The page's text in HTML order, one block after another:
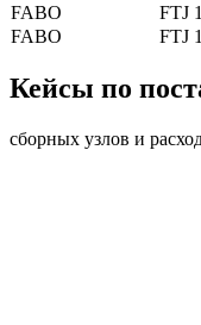
FABO
FTJ
FABO
FTJ
Кейсы по
сборных узлов и